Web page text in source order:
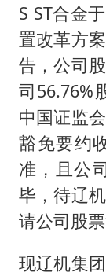
S ST合金
置改革方
告，公司
司56.76%
中国证监
豁免要约
准，且公
毕，待辽
请公司股票
现辽机集